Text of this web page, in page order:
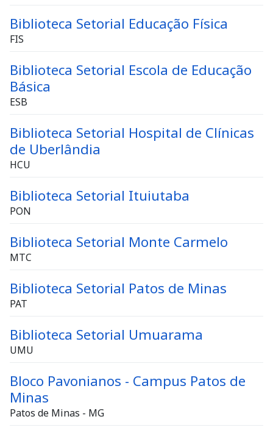
Biblioteca Setorial Educação Física
FIS
Biblioteca Setorial Escola de Educação
Básica
ESB
Biblioteca Setorial Hospital de Clínicas
de Uberlândia
HCU
Biblioteca Setorial Ituiutaba
PON
Biblioteca Setorial Monte Carmelo
MTC
Biblioteca Setorial Patos de Minas
PAT
Biblioteca Setorial Umuarama
UMU
Bloco Pavonianos - Campus Patos de
Minas
Patos de Minas - MG